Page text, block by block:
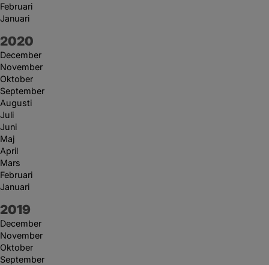
Februari
Januari
År:
2020
December
November
Oktober
September
Augusti
Juli
Juni
Maj
April
Mars
Februari
Januari
År:
2019
December
November
Oktober
September